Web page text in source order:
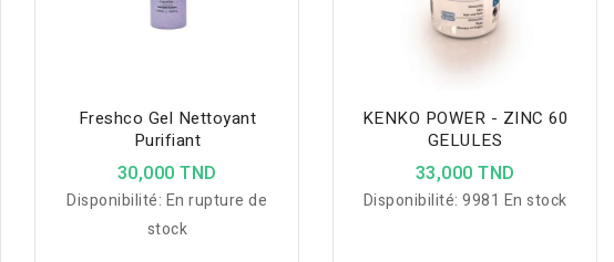
Freshco Gel Nettoyant
Purifiant
30,000 TND
Disponibilité: En rupture de
stock
KENKO POWER - ZINC 60
GELULES
33,000 TND
Disponibilité:9981 En stock